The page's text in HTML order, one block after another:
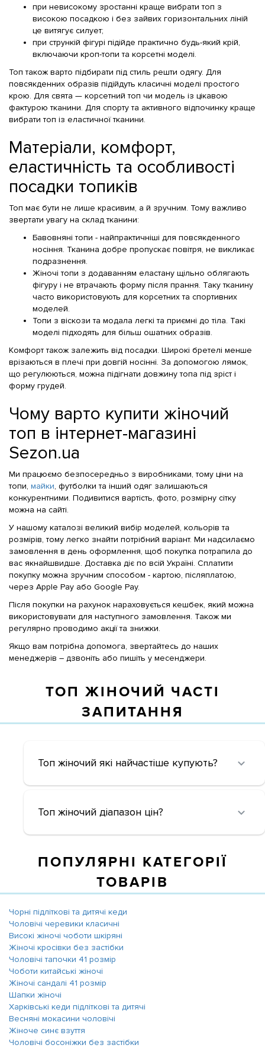
при невисокому зростанні краще вибрати топ з
високою посадкою і без зайвих горизонтальних ліній
це витягує силует;
при стрункій фігурі підійде практично будь-який крій,
включаючи кроп-топи та корсетні моделі.
Топ також варто підбирати під стиль решти одягу. Для
повсякденних образів підійдуть класичні моделі простого
крою. Для свята — корсетний топ чи модель із цікавою
фактурою тканини. Для спорту та активного відпочинку краще
вибрати топ із еластичної тканини.
Матеріали, комфорт,
еластичність та особливості
посадки топиків
Топ має бути не лише красивим, а й зручним. Тому важливо
звертати увагу на склад тканини:
Бавовняні топи - найпрактичніші для повсякденного
носіння. Тканина добре пропускає повітря, не викликає
подразнення.
Жіночі топи з додаванням еластану щільно облягають
фігуру і не втрачають форму після прання. Таку тканину
часто використовують для корсетних та спортивних
моделей.
Топи з віскози та модала легкі та приємні до тіла. Такі
моделі підходять для більш ошатних образів.
Комфорт також залежить від посадки. Широкі бретелі менше
врізаються в плечі при довгій носінні. За допомогою лямок,
що регулюються, можна підігнати довжину топа під зріст і
форму грудей.
Чому варто купити жіночий
топ в інтернет-магазині
Sezon.ua
Ми працюємо безпосередньо з виробниками, тому ціни на
топи, майки, футболки та інший одяг залишаються
конкурентними. Подивитися вартість, фото, розмірну сітку
можна на сайті.
У нашому каталозі великий вибір моделей, кольорів та
розмірів, тому легко знайти потрібний варіант. Ми надсилаємо
замовлення в день оформлення, щоб покупка потрапила до
вас якнайшвидше. Доставка діє по всій Україні. Сплатити
покупку можна зручним способом - картою, післяплатою,
через Apple Pay або Google Pay.
Після покупки на рахунок нараховується кешбек, який можна
використовувати для наступного замовлення. Також ми
регулярно проводимо акції та знижки.
Якщо вам потрібна допомога, звертайтесь до наших
менеджерів – дзвоніть або пишіть у месенджери.
ТОП ЖІНОЧИЙ ЧАСТІ
ЗАПИТАННЯ
Топ жіночий які найчастіше купують?
Топ жіночий діапазон цін?
ПОПУЛЯРНІ КАТЕГОРІЇ
ТОВАРІВ
Чорні підліткові та дитячі кеди
Чоловічі черевики класичні
Високі жіночі чоботи шкіряні
Жіночі кросівки без застібки
Чоловічі тапочки 41 розмір
Чоботи китайські жіночі
Жіночі сандалі 41 розмір
Шапки жіночі
Харківські кеди підліткові та дитячі
Весняні мокасини чоловічі
Жіноче синє взуття
Чоловічі босоніжки без застібки